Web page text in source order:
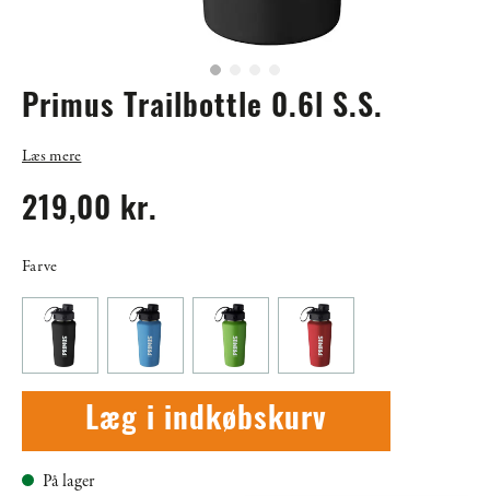
Primus Trailbottle 0.6l S.S.
Læs mere
219,00 kr.
Farve
Læg i indkøbskurv
På lager